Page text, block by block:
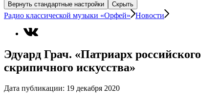
Вернуть стандартные настройки
Скрыть
Радио классической музыки «Орфей» Новости
Эдуард Грач. «Патриарх российского
скрипичного искусства»
Дата публикации: 19 декабря 2020